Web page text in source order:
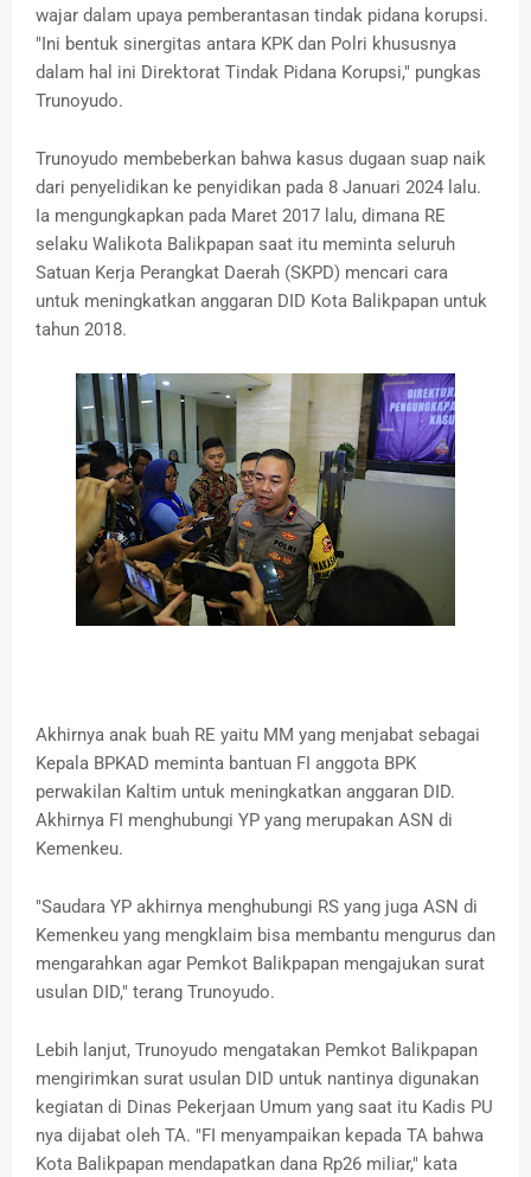
wajar dalam upaya pemberantasan tindak pidana korupsi.
"Ini bentuk sinergitas antara KPK dan Polri khususnya
dalam hal ini Direktorat Tindak Pidana Korupsi," pungkas
Trunoyudo.
Trunoyudo membeberkan bahwa kasus dugaan suap naik
dari penyelidikan ke penyidikan pada 8 Januari 2024 lalu.
Ia mengungkapkan pada Maret 2017 lalu, dimana RE
selaku Walikota Balikpapan saat itu meminta seluruh
Satuan Kerja Perangkat Daerah (SKPD) mencari cara
untuk meningkatkan anggaran DID Kota Balikpapan untuk
tahun 2018.
Akhirnya anak buah RE yaitu MM yang menjabat sebagai
Kepala BPKAD meminta bantuan FI anggota BPK
perwakilan Kaltim untuk meningkatkan anggaran DID.
Akhirnya FI menghubungi YP yang merupakan ASN di
Kemenkeu.
"Saudara YP akhirnya menghubungi RS yang juga ASN di
Kemenkeu yang mengklaim bisa membantu mengurus dan
mengarahkan agar Pemkot Balikpapan mengajukan surat
usulan DID," terang Trunoyudo.
Lebih lanjut, Trunoyudo mengatakan Pemkot Balikpapan
mengirimkan surat usulan DID untuk nantinya digunakan
kegiatan di Dinas Pekerjaan Umum yang saat itu Kadis PU
nya dijabat oleh TA. "FI menyampaikan kepada TA bahwa
Kota Balikpapan mendapatkan dana Rp26 miliar," kata